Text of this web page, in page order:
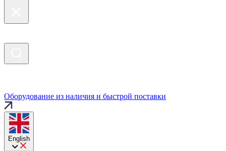
Оборудование из наличия и быстрой поставки
English